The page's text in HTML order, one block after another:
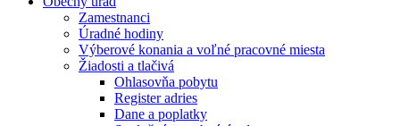
Zamestnanci
Úradné hodiny
Výberové konania a voľné pracovné miesta
Žiadosti a tlačivá
Ohlasovňa pobytu
Register adries
Dane a poplatky